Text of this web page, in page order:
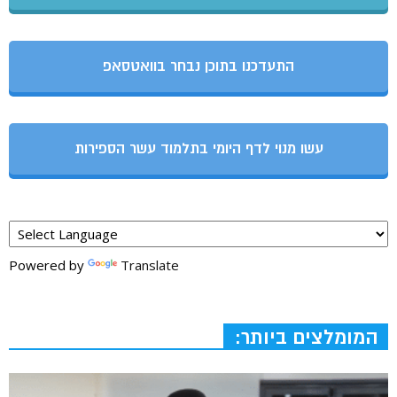
התעדכנו בתוכן נבחר בוואטסאפ
עשו מנוי לדף היומי בתלמוד עשר הספירות
Powered by Translate
המומלצים ביותר: